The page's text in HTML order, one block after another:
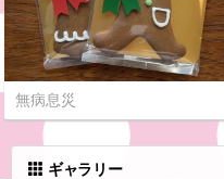
無病息災
ギャラリー